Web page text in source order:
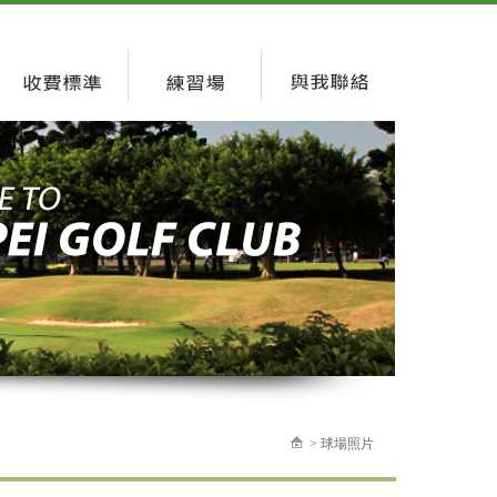
> 球場照片